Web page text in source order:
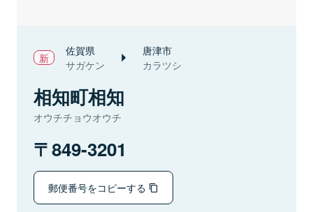
佐賀県
サガケン
唐津市
カラツシ
相知町相知
オウチチョウオウチ
849-3201
郵便番号をコピーする